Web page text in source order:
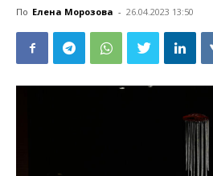
По Елена Морозова - 26.04.2023 13:50